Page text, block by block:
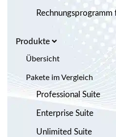
Produkte
Übersicht
Pakete im Vergleich
Professional Suite
Enterprise Suite
Unlimited Suite